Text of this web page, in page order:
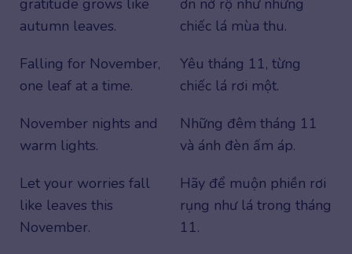
gratitude grows like
autumn leaves.
ơn nở rộ như những
chiếc lá mùa thu.
Falling for November,
one leaf at a time.
Yêu tháng 11, từng
chiếc lá rơi một.
November nights and
warm lights.
Những đêm tháng 11
và ánh đèn ấm áp.
Let your worries fall
like leaves this
November.
Hãy để muộn phiền rơi
rụng như lá trong tháng
11.